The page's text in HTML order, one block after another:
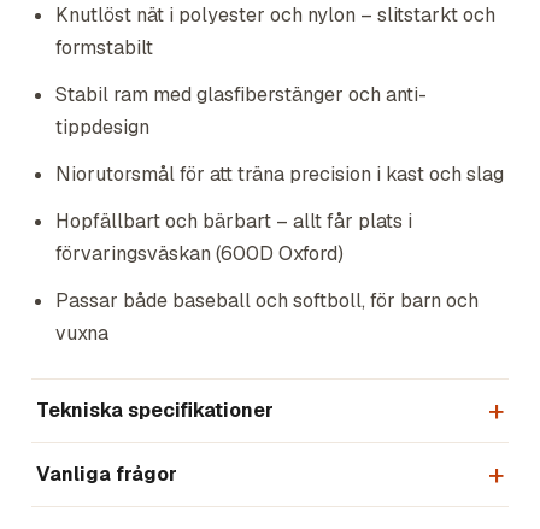
Knutlöst nät i polyester och nylon – slitstarkt och
formstabilt
Stabil ram med glasfiberstänger och anti-
tippdesign
Niorutorsmål för att träna precision i kast och slag
Hopfällbart och bärbart – allt får plats i
förvaringsväskan (600D Oxford)
Passar både baseball och softboll, för barn och
vuxna
Tekniska specifikationer
Vanliga frågor